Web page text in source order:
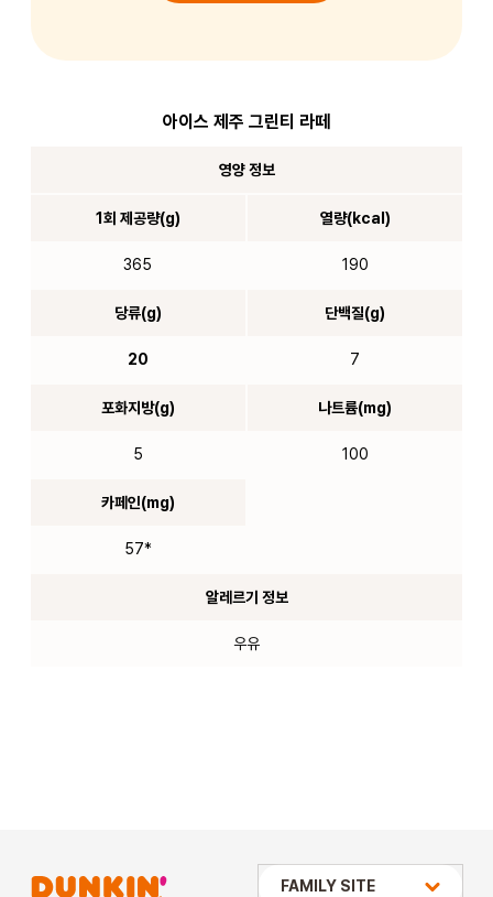
아이스 제주 그린티 라떼
영양 정보
1회 제공량(g)
365
열량(kcal)
190
당류(g)
20
단백질(g)
7
포화지방(g)
5
나트륨(mg)
100
카페인(mg)
57*
알레르기 정보
우유
상미당 HOLDINGS
FAMILY SITE